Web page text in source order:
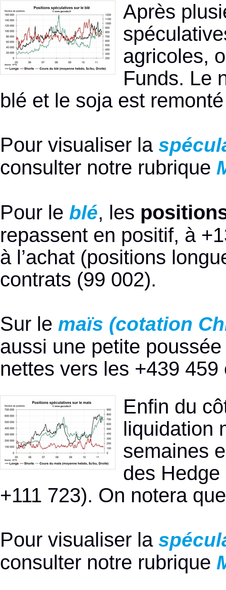
Après
agricoles,
Funds. Le
blé et le soja est
Pour visualiser la
consulter notre rubrique
Pour le blé, les
repassent en positif, à
à l’achat (positions
contrats (99 002).
Sur le maïs (cotation
aussi une petite
nettes vers les +439
Enfin du
liquidation
semaines
des
+111 723). On notera
Pour visualiser la
consulter notre rubrique